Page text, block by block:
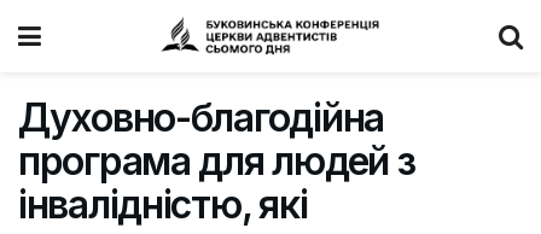
Духовно-благодійна
програма для людей з
інвалідністю, які